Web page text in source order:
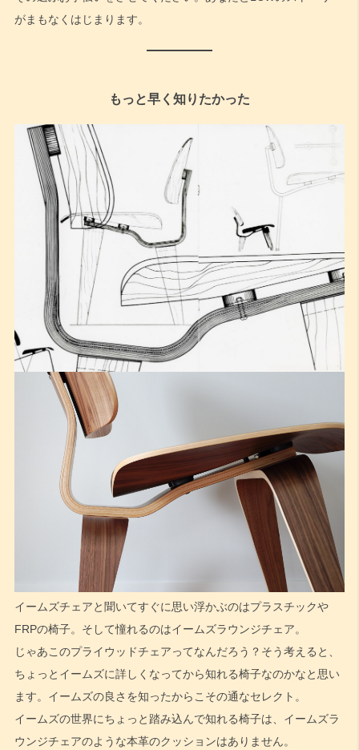
がまもなくはじまります。
もっと早く知りたかった
イームズチェアと聞いてすぐに思い浮かぶのはプラスチックや
FRPの椅子。そして憧れるのはイームズラウンジチェア。
じゃあこのプライウッドチェアってなんだろう？そう考えると、
ちょっとイームズに詳しくなってから知れる椅子なのかなと思い
ます。イームズの良さを知ったからこその通なセレクト。
イームズの世界にちょっと踏み込んで知れる椅子は、イームズラ
ウンジチェアのような本革のクッションはありません。